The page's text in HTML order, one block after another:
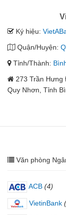
Ký hiệu:
Quận/Huyện:
Tỉnh/Thành:
273 Trần
Quy Nhơn, Tỉnh
Văn phòng
ACB (4)
VietinBank